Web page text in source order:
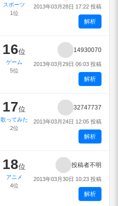
スポーツ
1位
2013年03月28日 17:22 投稿
解析
16位
ゲーム
5位
14930070
2013年03月29日 06:03 投稿
解析
17位
歌ってみた
2位
32747737
2013年03月24日 12:05 投稿
解析
18位
アニメ
4位
投稿者不明
2013年03月30日 10:23 投稿
解析